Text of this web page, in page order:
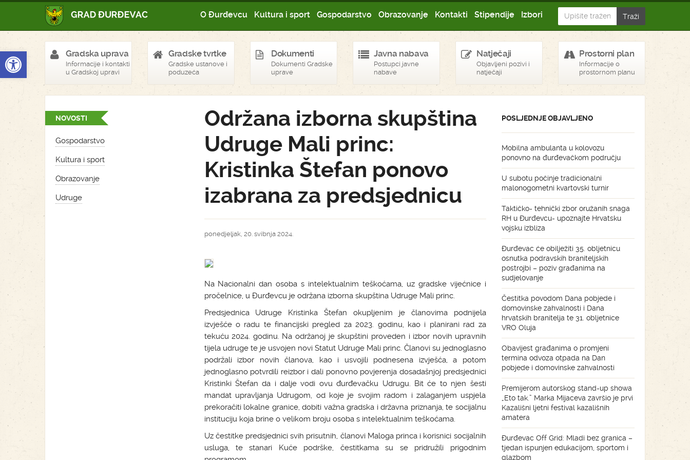
Open toolbar
O Đurđevcu Kultura i sport Gospodarstvo Obrazovanje Kontakti Stipendije Izbori
Gradska uprava
Informacije i kontakti
u Gradskoj upravi
Gradske tvrtke
Gradske ustanove i
poduzeća
Dokumenti
Dokumenti Gradske
uprave
Javna nabava
Postupci javne
nabave
Natječaji
Objavljeni pozivi i
natječaji
Prostorni plan
Informacije o
prostornom planu
NOVOSTI
Gospodarstvo
Kultura i sport
Obrazovanje
Udruge
Održana izborna skupština
Udruge Mali princ:
Kristinka Štefan ponovo
izabrana za predsjednicu
ponedjeljak, 20. svibnja 2024.
Na Nacionalni dan osoba s intelektualnim teškoćama, uz gradske vijećnice i
pročelnice, u Đurđevcu je održana izborna skupština Udruge Mali princ.
Predsjednica Udruge Kristinka Štefan okupljenim je članovima podnijela
izvješće o radu te financijski pregled za 2023. godinu, kao i planirani rad za
tekuću 2024. godinu. Na održanoj je skupštini proveden i izbor novih upravnih
tijela udruge te je usvojen novi Statut Udruge Mali princ. Članovi su jednoglasno
podržali izbor novih članova, kao i usvojili podnesena izvješća, a potom
jednoglasno potvrdili reizbor i dali ponovno povjerenja dosadašnjoj predsjednici
Kristinki Štefan da i dalje vodi ovu đurđevačku Udrugu. Bit će to njen šesti
mandat upravljanja Udrugom, od koje je svojim radom i zalaganjem uspjela
prekoračiti lokalne granice, dobiti važna gradska i državna priznanja, te socijalnu
instituciju koja brine o velikom broju osoba s intelektualnim teškoćama.
Uz čestitke predsjednici svih prisutnih, članovi Maloga princa i korisnici socijalnih
usluga, te stanari Kuće podrške, čestitkama su se pridružili prigodnim
POSLJEDNJE OBJAVLJENO
Mobilna ambulanta u kolovozu
ponovno na đurđevačkom području
U subotu počinje tradicionalni
malonogometni kvartovski turnir
Taktičko- tehnički zbor oružanih snaga
RH u Đurđevcu- upoznajte Hrvatsku
vojsku izbliza
Đurđevac će obilježiti 35. obljetnicu
osnutka podravskih braniteljskih
postrojbi – poziv građanima na
sudjelovanje
Čestitka povodom Dana pobjede i
domovinske zahvalnosti i Dana
hrvatskih branitelja te 31. obljetnice
VRO Oluja
Obavijest građanima o promjeni
termina odvoza otpada na Dan
pobjede i domovinske zahvalnosti
Premijerom autorskog stand-up showa
„Eto tak.” Marka Mijaceva završio je prvi
Kazališni ljetni festival kazališnih
amatera
Đurđevac Off Grid: Mladi bez granica –
tjedan ispunjen edukacijom, sportom i
glazbom